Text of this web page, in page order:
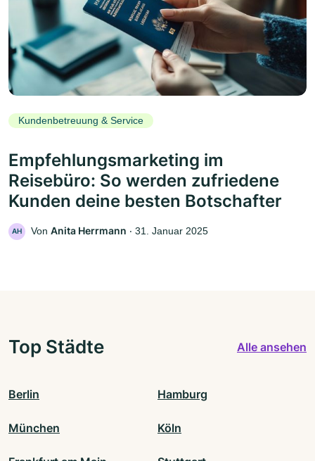
Kundenbetreuung & Service
Empfehlungsmarketing im
Reisebüro: So werden zufriedene
Kunden deine besten Botschafter
AH Von Anita Herrmann ‧ 31. Januar 2025
Top Städte Alle ansehen
Berlin Hamburg
München Köln